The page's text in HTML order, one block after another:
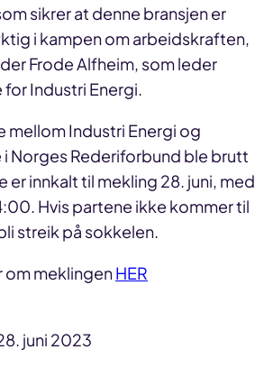
sikrer at denne bransjen er
i kampen om arbeidskraften,
Frode Alfheim, som leder
Industri Energi.
mellom Industri Energi og
Norges Rederiforbund ble brutt
er innkalt til mekling 28. juni, med
Hvis partene ikke kommer til
streik på sokkelen.
om meklingenHER
juni 2023